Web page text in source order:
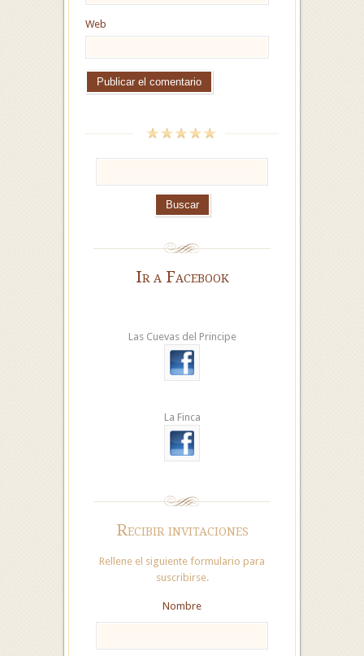
Web
Ir a Facebook
Las Cuevas del Principe
La Finca
Recibir invitaciones
Rellene el siguiente formulario para
suscribirse.
Nombre